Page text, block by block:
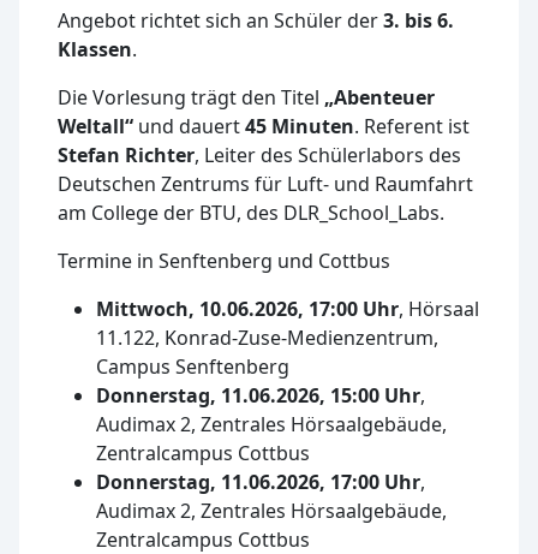
Angebot richtet sich an Schüler der3. bis 6.
Klassen.
Die Vorlesung trägt den Titel „Abenteuer
Weltall“ und dauert45 Minuten. Referent ist
Stefan Richter, Leiter des Schülerlabors des
Deutschen Zentrums für Luft- und Raumfahrt
am College der BTU, des DLR_School_Labs.
Termine in Senftenberg und Cottbus
Mittwoch, 10.06.2026, 17:00 Uhr, Hörsaal
11.122, Konrad-Zuse-Medienzentrum,
Campus Senftenberg
Donnerstag, 11.06.2026, 15:00 Uhr,
Audimax 2, Zentrales Hörsaalgebäude,
Zentralcampus Cottbus
Donnerstag, 11.06.2026, 17:00 Uhr,
Audimax 2, Zentrales Hörsaalgebäude,
Zentralcampus Cottbus